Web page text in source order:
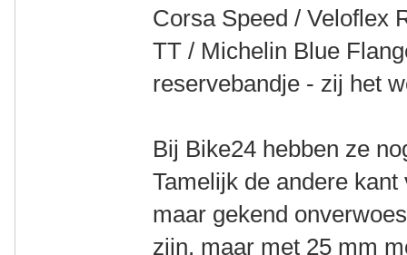
Corsa Speed / Veloflex
TT / Michelin Blue
reservebandje - zij het
Bij Bike24 hebben ze
Tamelijk de andere
maar gekend
zijn, maar met 25 mm